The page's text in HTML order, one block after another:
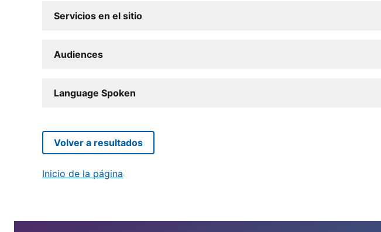
Servicios en el sitio
Audiences
Language Spoken
Volver a resultados
Inicio de la página